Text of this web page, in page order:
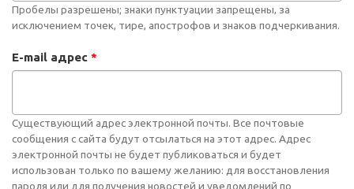
Пробелы разрешены; знаки пунктуации запрещены, за
исключением точек, тире, апострофов и знаков подчеркивания.
E-mail адрес *
Существующий адрес электронной почты. Все почтовые
сообщения с сайта будут отсылаться на этот адрес. Адрес
электронной почты не будет публиковаться и будет
использован только по вашему желанию: для восстановления
пароля или для получения новостей и уведомлений по